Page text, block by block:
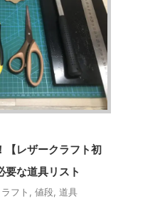
【レザークラフト初
要な道具リスト
フト , 値段, 道具